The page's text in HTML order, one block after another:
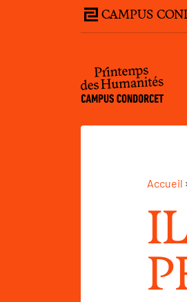
CAMPUS
Accueil